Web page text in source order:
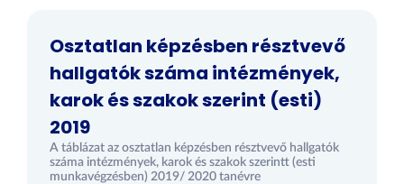
Osztatlan képzésben résztvevő
hallgatók száma intézmények,
karok és szakok szerint (esti)
2019
A táblázat az osztatlan képzésben résztvevő hallgatók
száma intézmények, karok és szakok szerintt (esti
munkavégzésben) 2019/ 2020 tanévre